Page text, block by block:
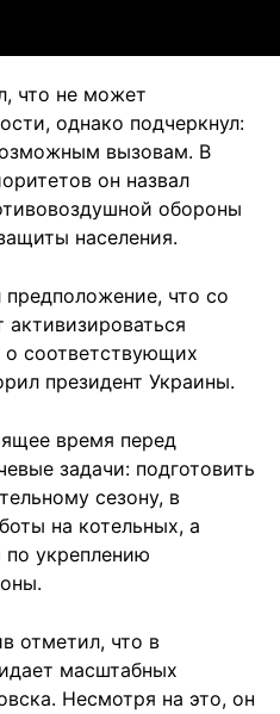
что не может
однако подчеркнул:
вызовам. В
он назвал
обороны
населения.
что со
о соответствующих
президент Украины.
время перед
задачи: подготовить
сезону, в
на котельных, а
укреплению
отметил, что в
масштабных
Несмотря на это, он